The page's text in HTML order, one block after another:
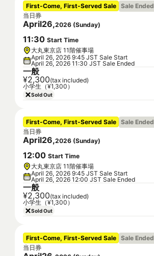
First-Come, First-Served Sale Sale Ended
当日券
April26,2026 (Sunday)
11:30 Start Time
大丸東京店 11階催事場
April 26, 2026 9:45 JST Sale Start
April 26, 2026 11:30 JST Sale Ended
一般
¥2,300(tax included)
小学生（¥1,300）
Sold Out
First-Come, First-Served Sale Sale Ended
当日券
April26,2026 (Sunday)
12:00 Start Time
大丸東京店 11階催事場
April 26, 2026 9:45 JST Sale Start
April 26, 2026 12:00 JST Sale Ended
一般
¥2,300(tax included)
小学生（¥1,300）
Sold Out
First-Come, First-Served Sale Sale Ended
当日券